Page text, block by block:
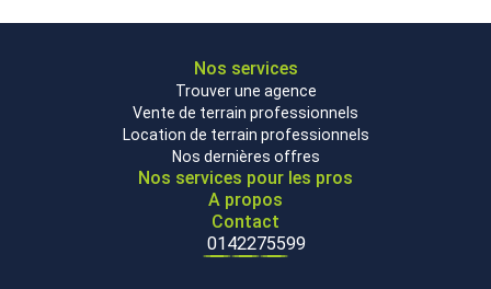
Nos services
Trouver une agence
Vente de terrain professionnels
Location de terrain professionnels
Nos dernières offres
Nos services pour les pros
A propos
Contact
0142275599